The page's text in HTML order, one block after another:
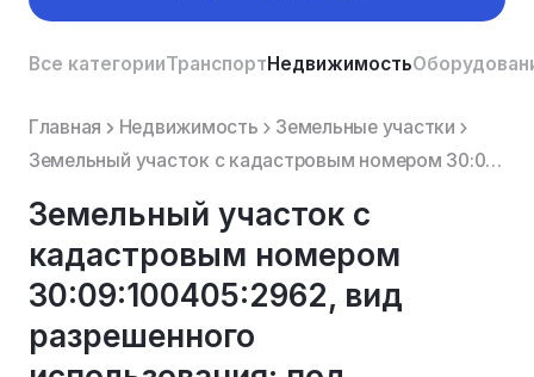
Все категорииТранспортНедвижимость
Главная Недвижимость
Земельные участки
Земельный участок с кадастровым номером 30:09:100405:2962, вид разрешенного использования: под индив...
Земельный участок с
кадастровым номером
30:09:100405:2962, вид
разрешенного